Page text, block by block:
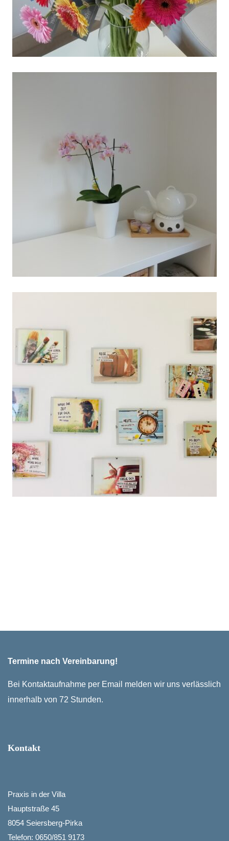
Termine nach Vereinbarung!
Bei Kontaktaufnahme per Email melden wir uns verlässlich
innerhalb von 72 Stunden.
Kontakt
Praxis in der Villa
Hauptstraße 45
8054 Seiersberg-Pirka
Telefon: 0650/851 9173